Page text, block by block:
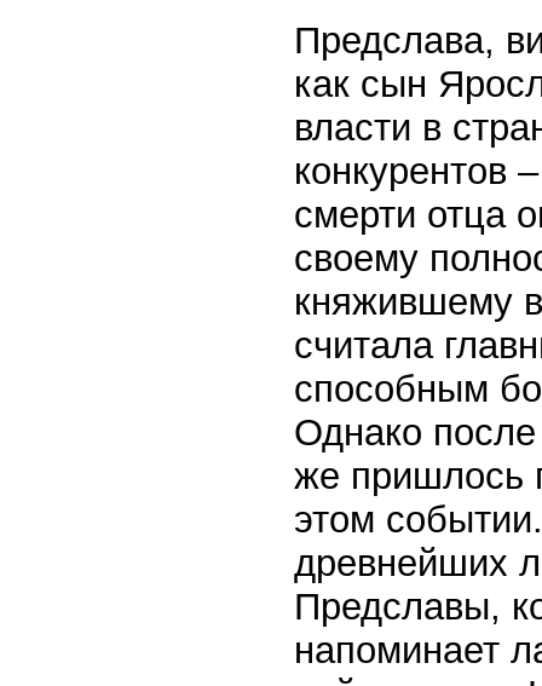
Предслава,
как сын
власти в
конкурентов
смерти отца
своему
княжившему
считала
способным
Однако после
же пришлось
этом
древнейших
Предславы,
напоминает